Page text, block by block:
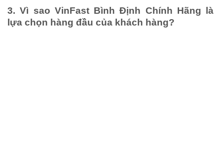
3. Vì sao VinFast Bình Định Chính Hãng là
lựa chọn hàng đầu của khách hàng?